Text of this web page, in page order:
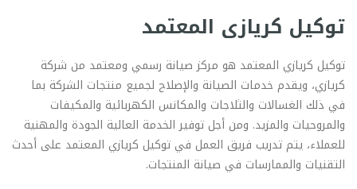
توكيل كريازى المعتمد
توكيل كريازي المعتمد هو مركز صيانة رسمي ومعتمد من شركة
كريازي، ويقدم خدمات الصيانة والإصلاح لجميع منتجات الشركة بما
في ذلك الغسالات والثلاجات والمكانس الكهربائية والمكيفات
والمروحيات والمزيد. ومن أجل توفير الخدمة العالية الجودة والمهنية
للعملاء، يتم تدريب فريق العمل في توكيل كريازي المعتمد على أحدث
التقنيات والممارسات في صيانة المنتجات.